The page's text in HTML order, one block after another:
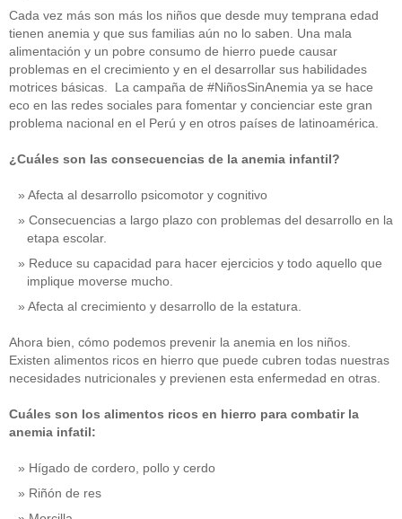
Cada vez más son más los niños que desde muy temprana edad
tienen anemia y que sus familias aún no lo saben. Una mala
alimentación y un pobre consumo de hierro puede causar
problemas en el crecimiento y en el desarrollar sus habilidades
motrices básicas. La campaña de #NiñosSinAnemia ya se hace
eco en las redes sociales para fomentar y concienciar este gran
problema nacional en el Perú y en otros países de latinoamérica.
¿Cuáles son las consecuencias de la anemia infantil?
Afecta al desarrollo psicomotor y cognitivo
Consecuencias a largo plazo con problemas del desarrollo en la
etapa escolar.
Reduce su capacidad para hacer ejercicios y todo aquello que
implique moverse mucho.
Afecta al crecimiento y desarrollo de la estatura.
Ahora bien, cómo podemos prevenir la anemia en los niños.
Existen alimentos ricos en hierro que puede cubren todas nuestras
necesidades nutricionales y previenen esta enfermedad en otras.
Cuáles son los alimentos ricos en hierro para combatir la
anemia infatil:
Hígado de cordero, pollo y cerdo
Riñón de res